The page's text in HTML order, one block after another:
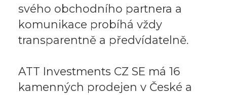
svého obchodního partnera a
komunikace probíhá vždy
transparentně a předvídatelně.
ATT Investments CZ SE má 16
kamenných prodejen v České a